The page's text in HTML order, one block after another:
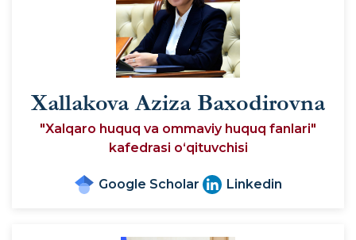
Xallakova Aziza Baxodirovna
"Xalqaro huquq va ommaviy huquq fanlari"
kafedrasi o‘qituvchisi
Google Scholar Linkedin